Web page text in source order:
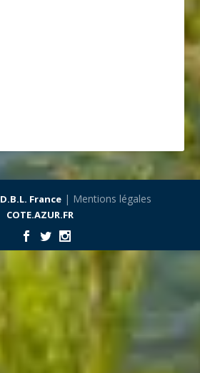
D.B.L. France| Mentions légales
COTE.AZUR.FR